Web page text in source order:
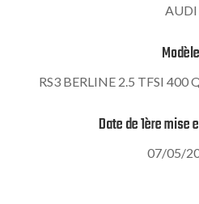
AUDI
Modèle
RS3 BERLINE 2.5 TFSI
Date de 1ère mise
07/05/